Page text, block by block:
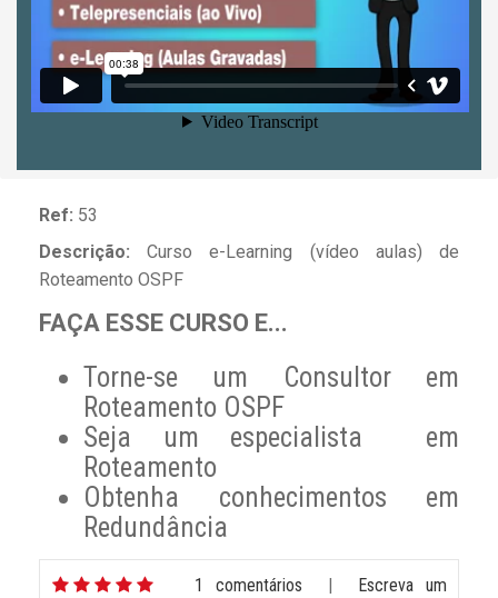
Ref: 53
Descrição: Curso e-Learning (vídeo aulas) de
Roteamento OSPF
FAÇA ESSE CURSO E...
Torne-se um Consultor em
Roteamento OSPF
Seja um especialista em
Roteamento
Obtenha conhecimentos em
Redundância
1 comentários
Escreva um